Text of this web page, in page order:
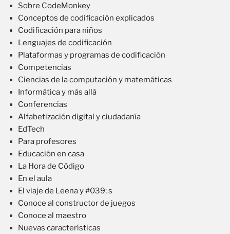
Sobre CodeMonkey
Conceptos de codificación explicados
Codificación para niños
Lenguajes de codificación
Plataformas y programas de codificación
Competencias
Ciencias de la computación y matemáticas
Informática y más allá
Conferencias
Alfabetización digital y ciudadanía
EdTech
Para profesores
Educación en casa
La Hora de Código
En el aula
El viaje de Leena y #039; s
Conoce al constructor de juegos
Conoce al maestro
Nuevas características